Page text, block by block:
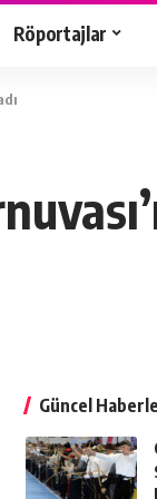
Röportajlar
Güncel